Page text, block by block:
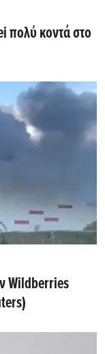
πολύ κοντά στο
Wildberries